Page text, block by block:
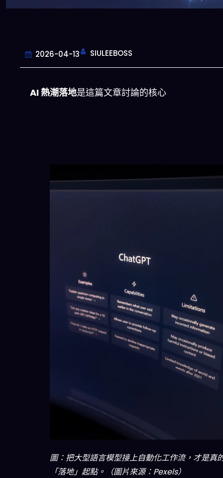
2026-04-13 SIULEEBOSS
AI 熱潮落地是這篇文章討論的核心
圖：把大型語言模型接上自動化工作流，才是真
「落地」起點。（圖片來源：Pexels）